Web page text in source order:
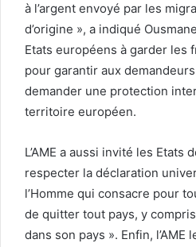
à l’argent envoyé par les
d’origine », a indiqué
Etats européens à garder les
pour garantir aux
demander une protection
territoire européen.
L’AME a aussi invité les Etats
respecter la déclaration
l’Homme qui consacre pour
de quitter tout pays, y
dans son pays ». Enfin,